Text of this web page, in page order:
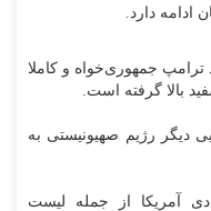
ادامه دارد.
ترامپ جمهوری‌خواه و کاملا
بالا گرفته است.
دیگر رژیم صهیونیستی به
آمریکا از جمله لیست